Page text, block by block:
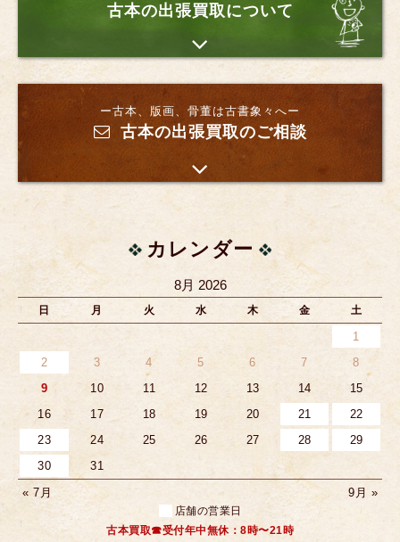
古本の出張買取について
ー古本、版画、骨董は古書象々へー
古本の出張買取のご相談
カレンダー
8月 2026
日 月 火 水 木 金 土
1
2
3 4 5 6 7
8
9
10 11 12 13 14
15
16
17 18 19 20 21
22
23
24 25 26 27 28
29
30
31
« 7月
9月 »
店舗の営業日
古本買取☎受付年中無休：8時〜21時